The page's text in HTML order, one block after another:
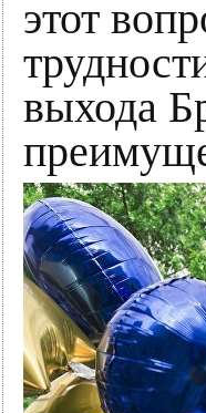
этот
выхода